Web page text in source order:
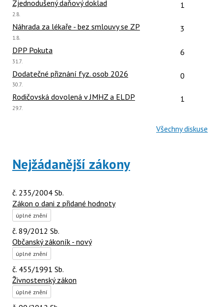
Zjednodušený daňový doklad Počet
1
Poslední
2.8.
Náhrada za lékaře - bez smlouvy se ZP Počet
3
Poslední
1.8.
DPP Pokuta Počet
6
Poslední
31.7.
Dodatečné přiznání fyz. osob 2026 Počet
0
Poslední
30.7.
Rodičovská dovolená v JMHZ a ELDP Počet
1
Poslední
29.7.
Všechny diskuse
Nejžádanější zákony
č. 235/2004 Sb.
Zákon o dani z přidané hodnoty
úplné znění
č. 89/2012 Sb.
Občanský zákoník - nový
úplné znění
č. 455/1991 Sb.
Živnostenský zákon
úplné znění